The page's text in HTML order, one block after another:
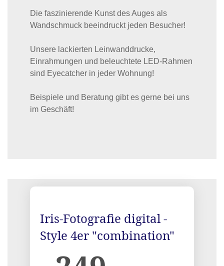
Die faszinierende Kunst des Auges als
Wandschmuck beeindruckt jeden Besucher!
Unsere lackierten Leinwanddrucke,
Einrahmungen und beleuchtete LED-Rahmen
sind Eyecatcher in jeder Wohnung!
Beispiele und Beratung gibt es gerne bei uns
im Geschäft!
Iris-Fotografie digital -
Style 4er "combination"